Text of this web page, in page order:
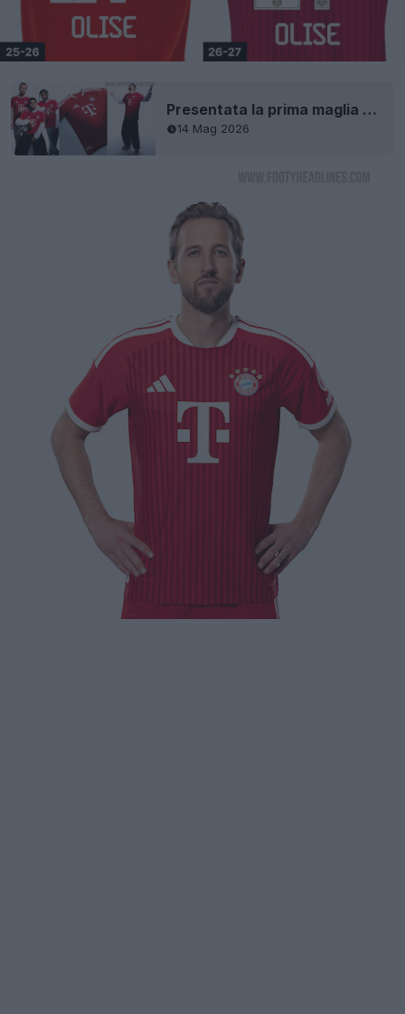
Presentata la prima maglia del Bayern München 26-27 - Esordio contro il Paris Saint-Germain
14 Mag 2026